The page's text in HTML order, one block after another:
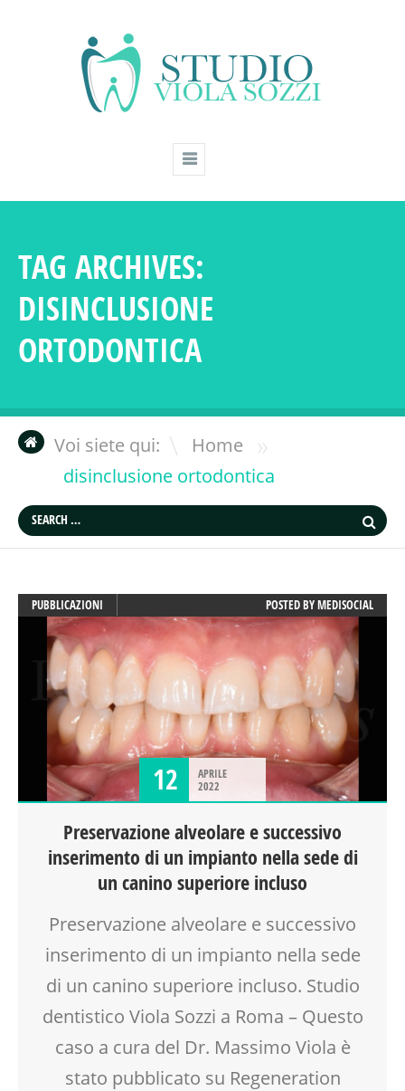
TAG ARCHIVES:
DISINCLUSIONE
ORTODONTICA
Voi siete qui: Home »
disinclusione ortodontica
PUBBLICAZIONI POSTED BYMEDISOCIAL
12
APRILE
2022
Preservazione alveolare e successivo
inserimento di un impianto nella sede di
un canino superiore incluso
Preservazione alveolare e successivo
inserimento di un impianto nella sede
di un canino superiore incluso. Studio
dentistico Viola Sozzi a Roma – Questo
caso a cura del Dr. Massimo Viola è
stato pubblicato su Regeneration